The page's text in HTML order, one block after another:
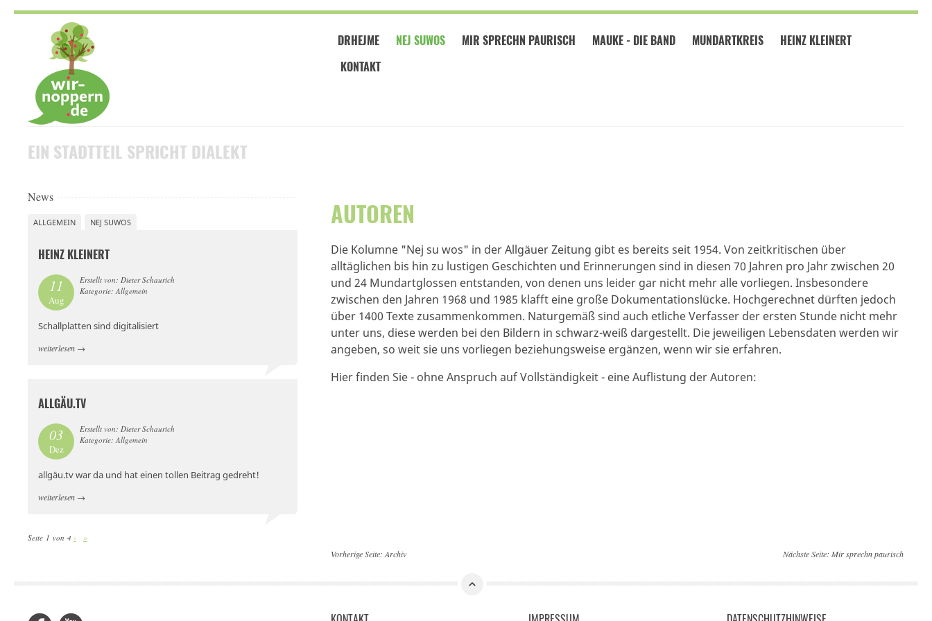
navigation
content
DRHEJME NEJ SUWOS MIR SPRECHN PAURISCH MAUKE - DIE BAND MUNDARTKREIS
HEINZ KLEINERT
KONTAKT
EIN STADTTEIL SPRICHT DIALEKT
AUTOREN
Die Kolumne "Nej su wos" in der Allgäuer Zeitung gibt es bereits seit 1954. Von zeitkritischen über
alltäglichen bis hin zu lustigen Geschichten und Erinnerungen sind in diesen 70 Jahren pro Jahr zwischen 20
und 24 Mundartglossen entstanden, von denen uns leider gar nicht mehr alle vorliegen. Insbesondere
zwischen den Jahren 1968 und 1985 klafft eine große Dokumentationslücke. Hochgerechnet dürften jedoch
über 1400 Texte zusammenkommen. Naturgemäß sind auch etliche Verfasser der ersten Stunde nicht mehr
unter uns, diese werden bei den Bildern in schwarz-weiß dargestellt. Die jeweiligen Lebensdaten werden wir
angeben, so weit sie uns vorliegen beziehungsweise ergänzen, wenn wir sie erfahren.
Hier finden Sie - ohne Anspruch auf Vollständigkeit - eine Auflistung der Autoren:
News
ALLGEMEIN NEJ SUWOS
HEINZ KLEINERT
11
Aug
Erstellt von: Dieter Schaurich
Kategorie: Allgemein
Schallplatten sind digitalisiert
weiterlesen →
ALLGÄU.TV
03
Dez
Erstellt von: Dieter Schaurich
Kategorie: Allgemein
allgäu.tv war da und hat einen tollen Beitrag gedreht!
weiterlesen →
Seite 1 von 4 › »
Vorherige Seite: Archiv Nächste Seite:Mir sprechn paurisch